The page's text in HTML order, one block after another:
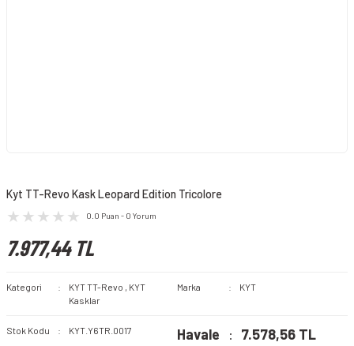
Kyt TT-Revo Kask Leopard Edition Tricolore
0.0 Puan - 0 Yorum
7.977,44 TL
Kategori KYT TT-Revo , KYT
Kasklar
Marka KYT
Stok Kodu KYT.Y6TR.0017
Havale
7.578,56 TL